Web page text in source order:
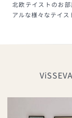
北欧テイストのお
アルな様々なテイス